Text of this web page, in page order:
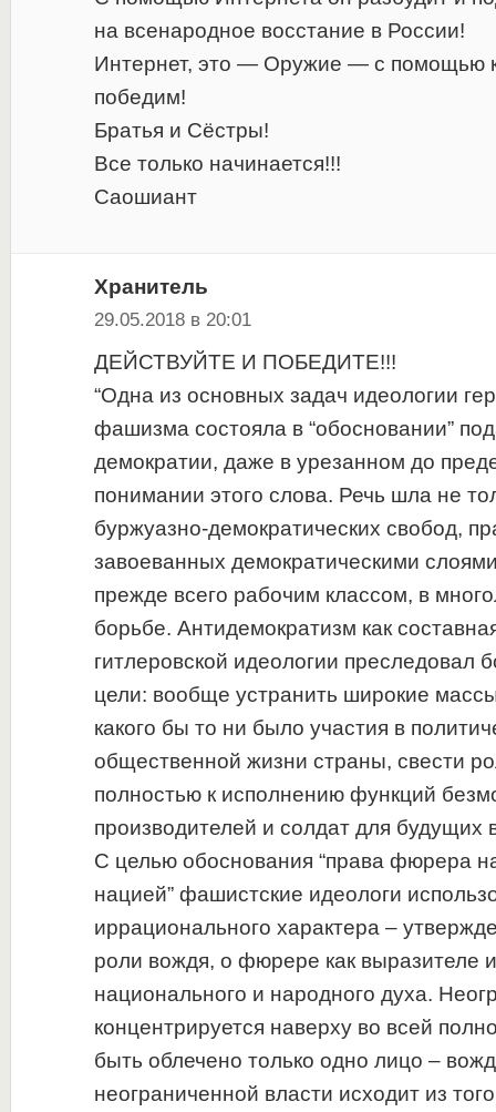
на всенародное восстание в России!
Интернет, это — Оружие — с помощью
победим!
Братья и Сёстры!
Все только начинается!!!
Саошиант
Хранитель
29.05.2018 в 20:01
ДЕЙСТВУЙТЕ И ПОБЕДИТЕ!!!
“Одна из основных задач идеологии
фашизма состояла в “обосновании”
демократии, даже в урезанном до
понимании этого слова. Речь шла не
буржуазно-демократических свобод,
завоеванных демократическими
прежде всего рабочим классом, в
борьбе. Антидемократизм как
гитлеровской идеологии преследовал
цели: вообще устранить широкие
какого бы то ни было участия в
общественной жизни страны, свести
полностью к исполнению функций
производителей и солдат для будущих
С целью обоснования “права фюрера
нацией” фашистские идеологи
иррационального характера –
роли вождя, о фюрере как выразителе
национального и народного духа.
концентрируется наверху во всей
быть облечено только одно лицо –
неограниченной власти исходит из